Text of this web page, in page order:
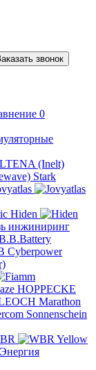
звонок
0
(Inelt)
Stark
Hiden
Cyberpower
HOPPECKE
Marathon
Sonnenschein
Yellow
Энергия